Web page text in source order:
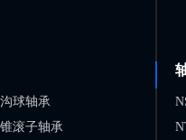
球轴承
锥滚子轴承